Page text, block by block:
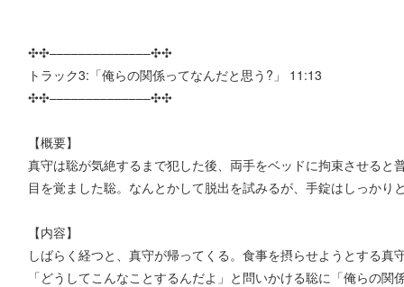
✣✣­­–­­–­­–­­–­­–­­–­­–­­–­­–­­–­­–­­–­­–­­–✣✣
トラック3:「俺らの関係ってなんだと思う?」 11:13
✣✣­­–­­–­­–­­–­­–­­–­­–­­–­­–­­–­­–­­–­­–­­–✣✣
【概要】
真守は聡が気絶するまで犯した後、両手をベッドに拘束させると
目を覚ました聡。なんとかして脱出を試みるが、手錠はしっか
【内容】
しばらく経つと、真守が帰ってくる。食事を摂らせようとする真
「どうしてこんなことするんだよ」と問いかける聡に「俺らの